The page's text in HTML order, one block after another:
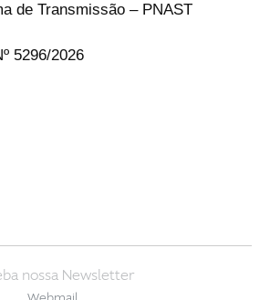
de Transmissão – PNAST
5296/2026
nossa Newsletter